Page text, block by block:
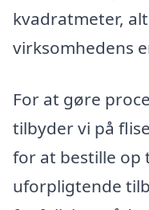
kvadratmeter,
virksomhedens
For at gøre
tilbyder vi på
for at bestille op
uforpligtende